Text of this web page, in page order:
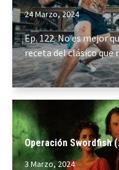
24 Marzo, 2024
Ep. 122. No es mejor
receta del clásico que
Operación Swordfish
3 Marzo, 2024